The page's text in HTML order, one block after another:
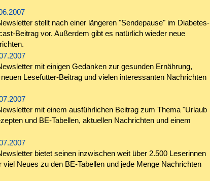
stellt nach einer längeren "Sendepause" im Diabetes-
Beitrag vor. Außerdem gibt es natürlich wieder neue
mit einigen Gedanken zur gesunden Ernährung,
Lesefutter-Beitrag und vielen interessanten Nachrichten
mit einem ausführlichen Beitrag zum Thema "Urlaub
und BE-Tabellen, aktuellen Nachrichten und einem
bietet seinen inzwischen weit über 2.500 Leserinnen
viel Neues zu den BE-Tabellen und jede Menge Nachrichten